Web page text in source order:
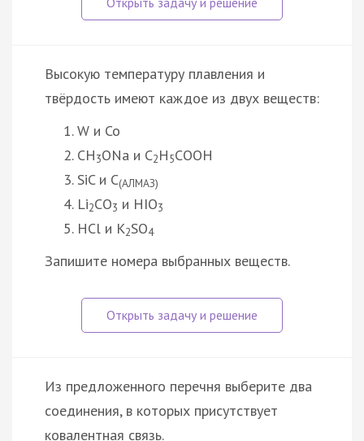
Высокую температуру плавления и
твёрдость имеют каждое из двух веществ:
W и Co
СH3ONa и C2Н5COOH
SiC и C(АЛМАЗ)
Li2CО3 и HIO3
HCl и К2SO4
Запишите номера выбранных веществ.
Из предложенного перечня выберите два
соединения, в которых присутствует
ковалентная связь.